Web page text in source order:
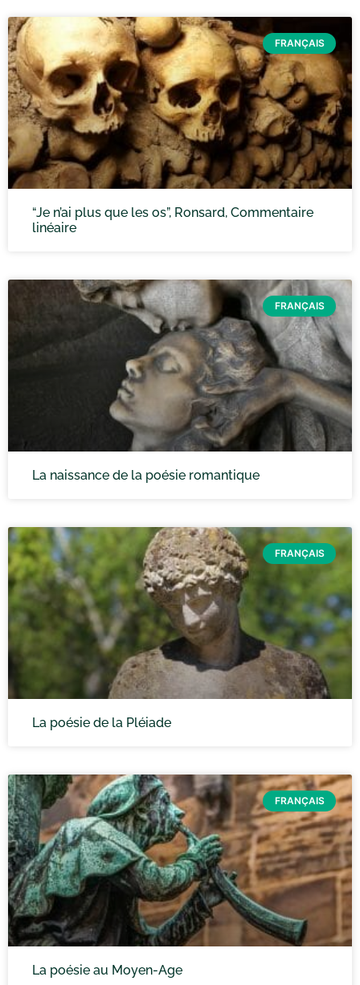
FRANÇAIS
“Je n’ai plus que les os”, Ronsard, Commentaire
linéaire
FRANÇAIS
La naissance de la poésie romantique
FRANÇAIS
La poésie de la Pléiade
FRANÇAIS
La poésie au Moyen-Age